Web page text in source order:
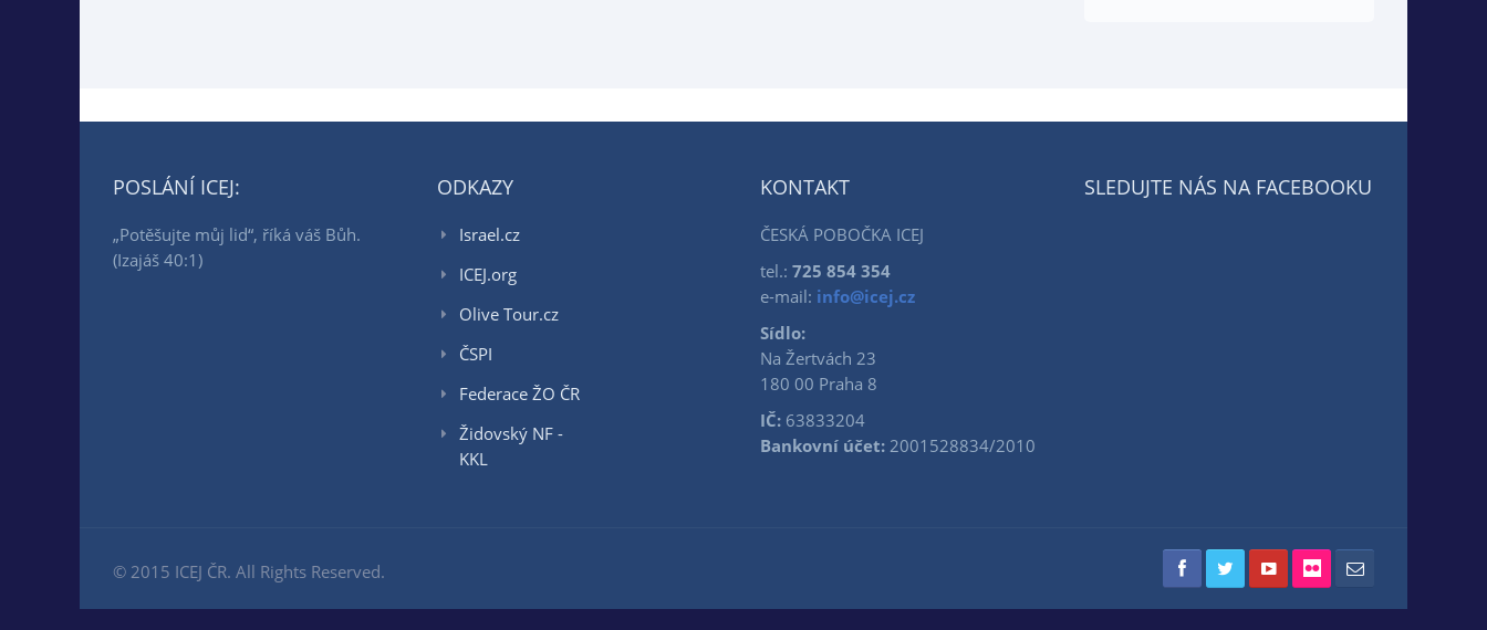
POSLÁNÍ ICEJ:
„Potěšujte můj lid“, říká váš Bůh.
(Izajáš 40:1)
ODKAZY
Israel.cz
ICEJ.org
Olive Tour.cz
ČSPI
Federace ŽO ČR
Židovský NF -
KKL
KONTAKT
ČESKÁ POBOČKA ICEJ
tel.: 725 854 354
e-mail: info@icej.cz
Sídlo:
Na Žertvách 23
180 00 Praha 8
IČ: 63833204
Bankovní účet: 2001528834/2010
SLEDUJTE NÁS NA FACEBOOKU
© 2015 ICEJ ČR. All Rights Reserved.